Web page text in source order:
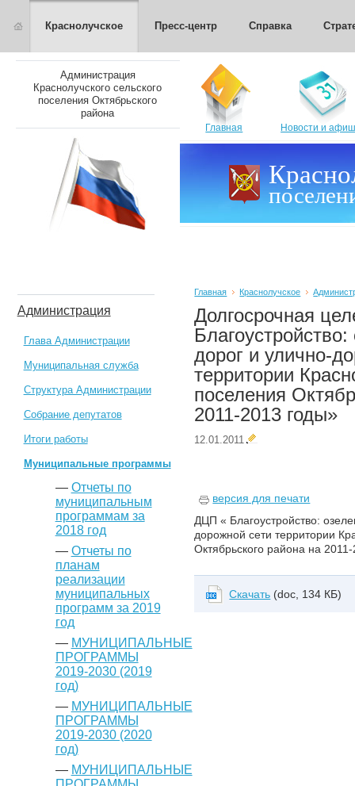
Краснолучское Пресс-центр Справка
Администрация
Краснолучского сельского
поселения Октябрьского
района
Главная Новости и
Администрация
Глава Администрации
Муниципальная служба
Структура Администрации
Собрание депутатов
Итоги работы
Муниципальные программы
— Отчеты по
муниципальным
программам за
2018 год
— Отчеты по
планам
реализации
муниципальных
программ за 2019
год
— МУНИЦИПАЛЬНЫЕ
ПРОГРАММЫ
2019-2030 (2019
год)
— МУНИЦИПАЛЬНЫЕ
ПРОГРАММЫ
2019-2030 (2020
год)
— МУНИЦИПАЛЬНЫЕ
Главная Краснолучское
Долгосрочная
дорог и улично-
территории
поселения
2011-2013 годы»
12.01.2011
версия для печати
ДЦП « Благоустройство:
дорожной сети территории
Октябрьского района на
Скачать (doc, 134 КБ)